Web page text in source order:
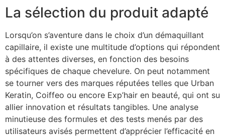
La sélection du produit adapté
Lorsqu’on s’aventure dans le choix d’un démaquillant
capillaire, il existe une multitude d’options qui répondent
à des attentes diverses, en fonction des besoins
spécifiques de chaque chevelure. On peut notamment
se tourner vers des marques réputées telles que Urban
Keratin, Coiffeo ou encore Exp’hair en beauté, qui ont su
allier innovation et résultats tangibles. Une analyse
minutieuse des formules et des tests menés par des
utilisateurs avisés permettent d’apprécier l’efficacité en